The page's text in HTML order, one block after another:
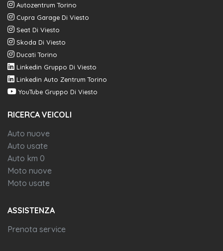
Autozentrum Torino
Cupra Garage Di Viesto
Seat Di Viesto
Skoda Di Viesto
Ducati Torino
Linkedin Gruppo Di Viesto
Linkedin Auto Zentrum Torino
YouTube Gruppo Di Viesto
RICERCA VEICOLI
Auto nuove
Auto usate
Auto km 0
Moto nuove
Moto usate
ASSISTENZA
Prenota service